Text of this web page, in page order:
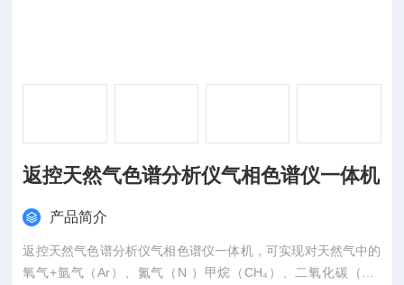
返控天然气色谱分析仪气相色谱仪一体机
产品简介
返控天然气色谱分析仪气相色谱仪一体机，可实现对天然气中的
氧气+氩气（Ar）、氮气（N ）甲烷（CH₄）、二氧化碳（CO